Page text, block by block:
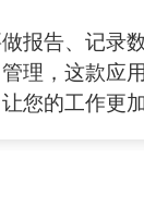
报告、记录
理，这款应
您的工作更